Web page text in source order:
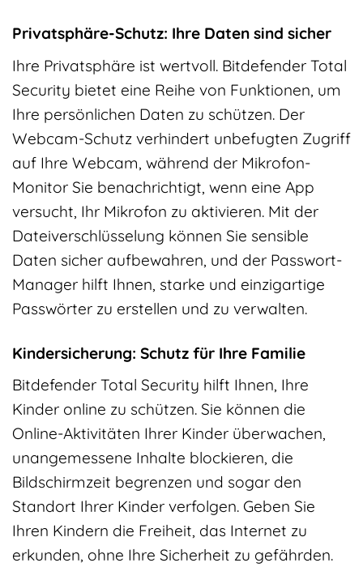
Privatsphäre-Schutz: Ihre Daten sind sicher
Ihre Privatsphäre ist wertvoll. Bitdefender Total
Security bietet eine Reihe von Funktionen, um
Ihre persönlichen Daten zu schützen. Der
Webcam-Schutz verhindert unbefugten Zugriff
auf Ihre Webcam, während der Mikrofon-
Monitor Sie benachrichtigt, wenn eine App
versucht, Ihr Mikrofon zu aktivieren. Mit der
Dateiverschlüsselung können Sie sensible
Daten sicher aufbewahren, und der Passwort-
Manager hilft Ihnen, starke und einzigartige
Passwörter zu erstellen und zu verwalten.
Kindersicherung: Schutz für Ihre Familie
Bitdefender Total Security hilft Ihnen, Ihre
Kinder online zu schützen. Sie können die
Online-Aktivitäten Ihrer Kinder überwachen,
unangemessene Inhalte blockieren, die
Bildschirmzeit begrenzen und sogar den
Standort Ihrer Kinder verfolgen. Geben Sie
Ihren Kindern die Freiheit, das Internet zu
erkunden, ohne Ihre Sicherheit zu gefährden.